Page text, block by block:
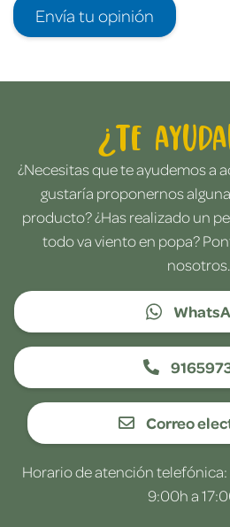
Envía tu opinión
¿Te
¿Necesitas que te ayudemos a
gustaría proponernos
producto? ¿Has realizado un
todo va viento en popa?
nosotros.
Correo
Horario de atención telefónica:
9:00h a